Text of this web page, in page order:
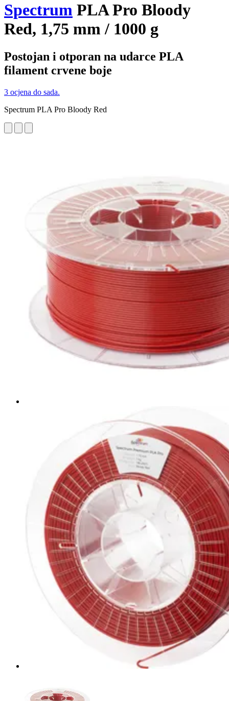
Spectrum PLA Pro Bloody
Red, 1,75 mm / 1000 g
Postojan i otporan na udarce PLA
filament crvene boje
3 ocjena do sada.
Spectrum PLA Pro Bloody Red